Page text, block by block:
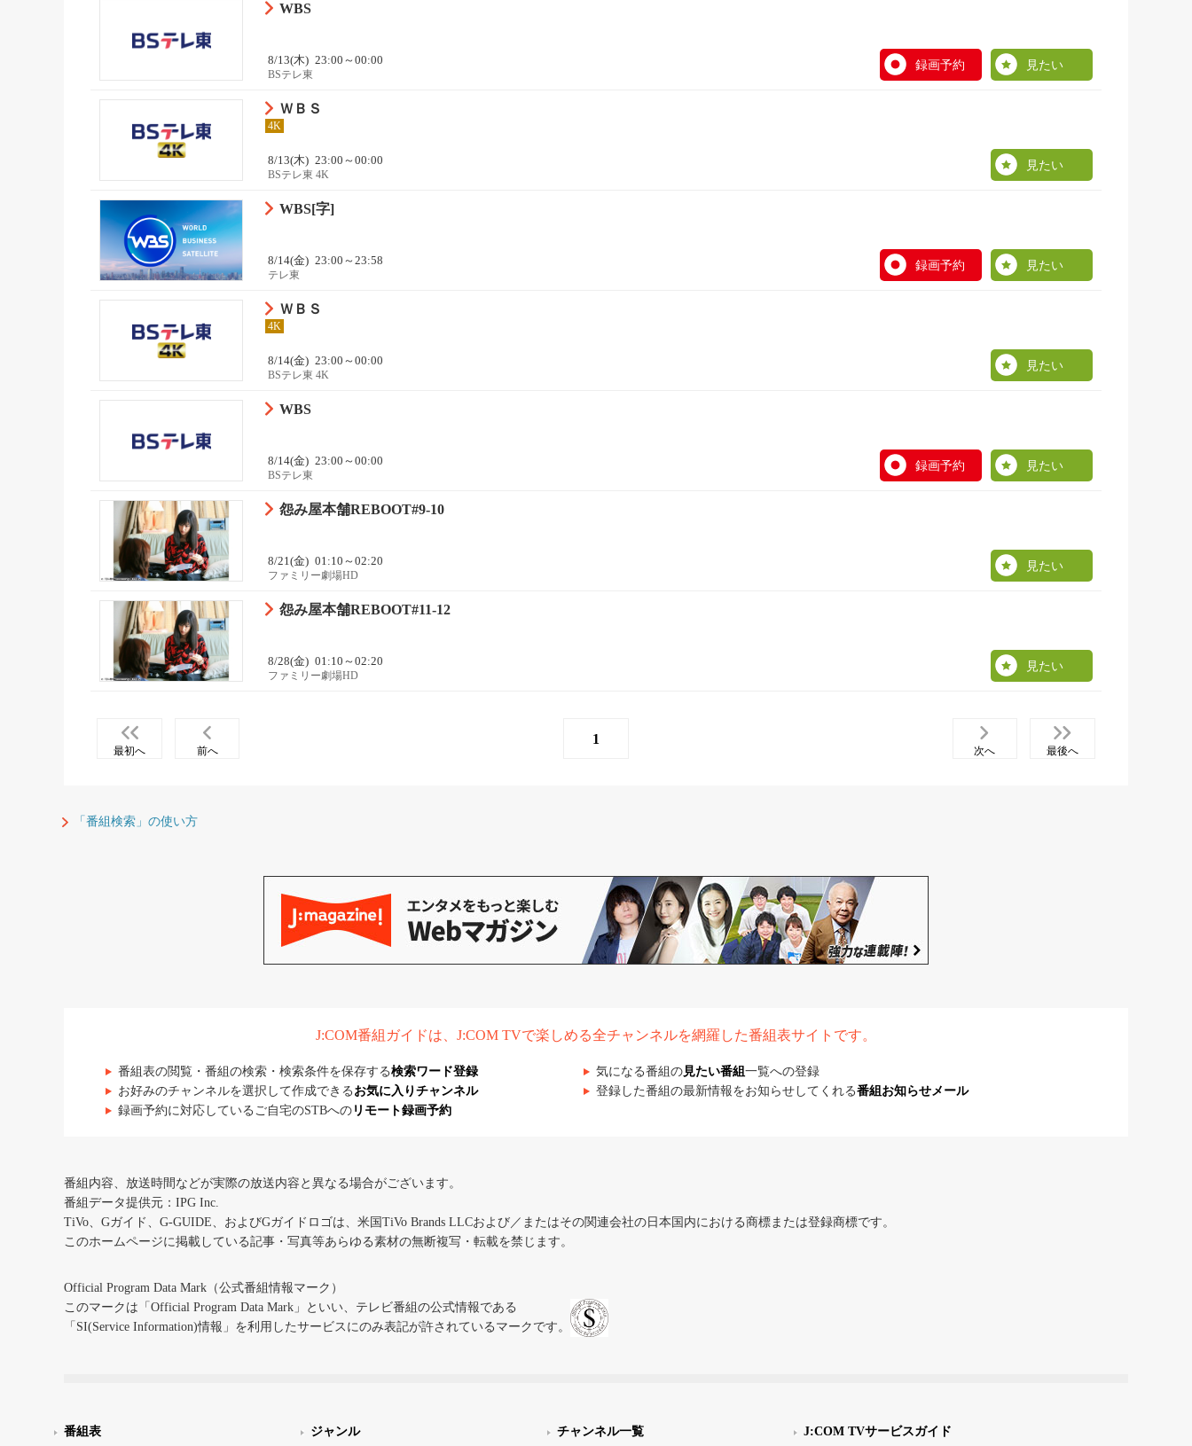
WBS
8/13(木) 23:00～00:00
BSテレ東
録画予約 見たい
ＷＢＳ
4K
8/13(木) 23:00～00:00
BSテレ東 4K
見たい
WBS[字]
8/14(金) 23:00～23:58
テレ東
録画予約 見たい
ＷＢＳ
4K
8/14(金) 23:00～00:00
BSテレ東 4K
見たい
WBS
8/14(金) 23:00～00:00
BSテレ東
録画予約 見たい
怨み屋本舗REBOOT#9-10
8/21(金) 01:10～02:20
ファミリー劇場HD
見たい
怨み屋本舗REBOOT#11-12
8/28(金) 01:10～02:20
ファミリー劇場HD
見たい
最初へ 前へ
1
次へ 最後へ
「番組検索」の使い方
J:COM番組ガイドは、J:COM TVで楽しめる全チャンネルを網羅した番組表サイトです。
番組表の閲覧・番組の検索・検索条件を保存する検索ワード登録 気になる番組の見たい番組 一覧への登録
お好みのチャンネルを選択して作成できる お気に入りチャンネル 登録した番組の最新情報をお知らせしてくれる番組お知らせメール
録画予約に対応しているご自宅のSTBへの リモート録画予約
番組内容、放送時間などが実際の放送内容と異なる場合がございます。
番組データ提供元：IPG Inc.
TiVo、Gガイド、G-GUIDE、およびGガイドロゴは、米国TiVo Brands LLCおよび／またはその関連会社の日本国内における商標または登録商標です。
このホームページに掲載している記事・写真等あらゆる素材の無断複写・転載を禁じます。
Official Program Data Mark（公式番組情報マーク）
このマークは「Official Program Data Mark」といい、テレビ番組の公式情報である
「SI(Service Information)情報」を利用したサービスにのみ表記が許されているマークです。
番組表 ジャンル チャンネル一覧 J:COM TVサービスガイド